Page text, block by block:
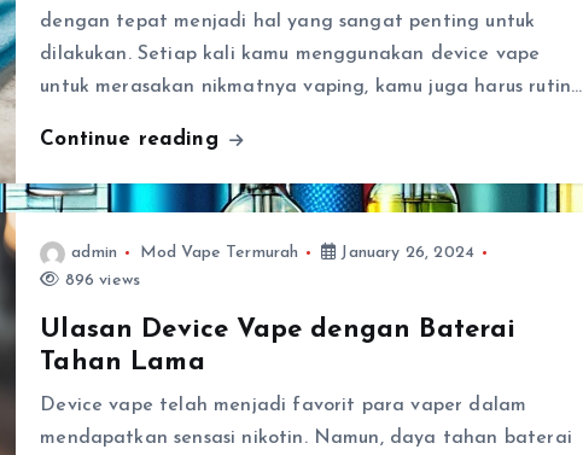
dengan tepat menjadi hal yang sangat penting untuk
dilakukan. Setiap kali kamu menggunakan device vape
untuk merasakan nikmatnya vaping, kamu juga harus rutin…
Continue reading
admin Mod Vape Termurah
January 26, 2024
896 views
Ulasan Device Vape dengan Baterai
Tahan Lama
Device vape telah menjadi favorit para vaper dalam
mendapatkan sensasi nikotin. Namun, daya tahan baterai